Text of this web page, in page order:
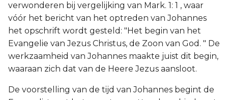
verwonderen bij vergelijking van Mark. 1: 1 , waar
vóór het bericht van het optreden van Johannes
het opschrift wordt gesteld: "Het begin van het
Evangelie van Jezus Christus, de Zoon van God. " De
werkzaamheid van Johannes maakte juist dit begin,
waaraan zich dat van de Heere Jezus aansloot.
De voorstelling van de tijd van Johannes begint de